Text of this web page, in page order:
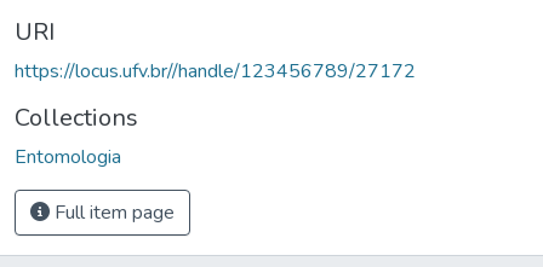
URI
https://locus.ufv.br//handle/123456789/27172
Collections
Entomologia
Full item page